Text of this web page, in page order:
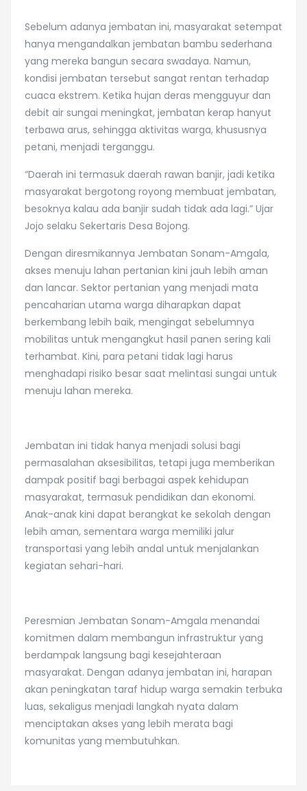
Sebelum adanya jembatan ini, masyarakat setempat
hanya mengandalkan jembatan bambu sederhana
yang mereka bangun secara swadaya. Namun,
kondisi jembatan tersebut sangat rentan terhadap
cuaca ekstrem. Ketika hujan deras mengguyur dan
debit air sungai meningkat, jembatan kerap hanyut
terbawa arus, sehingga aktivitas warga, khususnya
petani, menjadi terganggu.
“Daerah ini termasuk daerah rawan banjir, jadi ketika
masyarakat bergotong royong membuat jembatan,
besoknya kalau ada banjir sudah tidak ada lagi.” Ujar
Jojo selaku Sekertaris Desa Bojong.
Dengan diresmikannya Jembatan Sonam-Amgala,
akses menuju lahan pertanian kini jauh lebih aman
dan lancar. Sektor pertanian yang menjadi mata
pencaharian utama warga diharapkan dapat
berkembang lebih baik, mengingat sebelumnya
mobilitas untuk mengangkut hasil panen sering kali
terhambat. Kini, para petani tidak lagi harus
menghadapi risiko besar saat melintasi sungai untuk
menuju lahan mereka.
Jembatan ini tidak hanya menjadi solusi bagi
permasalahan aksesibilitas, tetapi juga memberikan
dampak positif bagi berbagai aspek kehidupan
masyarakat, termasuk pendidikan dan ekonomi.
Anak-anak kini dapat berangkat ke sekolah dengan
lebih aman, sementara warga memiliki jalur
transportasi yang lebih andal untuk menjalankan
kegiatan sehari-hari.
Peresmian Jembatan Sonam-Amgala menandai
komitmen dalam membangun infrastruktur yang
berdampak langsung bagi kesejahteraan
masyarakat. Dengan adanya jembatan ini, harapan
akan peningkatan taraf hidup warga semakin terbuka
luas, sekaligus menjadi langkah nyata dalam
menciptakan akses yang lebih merata bagi
komunitas yang membutuhkan.